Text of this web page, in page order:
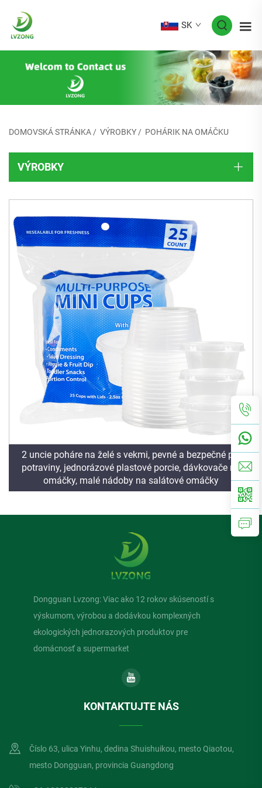
SK
DOMOVSKÁ STRÁNKA/ VÝROBKY/ POHÁRIK NA OMÁČKU
VÝROBKY
2 uncie poháre na želé s vekmi, pevné a bezpečné pre
potraviny, jednorázové plastové porcie, dávkovače na
omáčky, malé nádoby na salátové omáčky
Dongguan Lvzong: Viac ako 12 rokov skúseností s
výskumom, výrobou a dodávkou komplexných
ekologických jednorazových produktov pre
domácnosť a supermarket
KONTAKTUJTE NÁS
Číslo 63, ulica Yinhu, dedina Shuishuikou, mesto Qiaotou,
mesto Dongguan, provincia Guangdong